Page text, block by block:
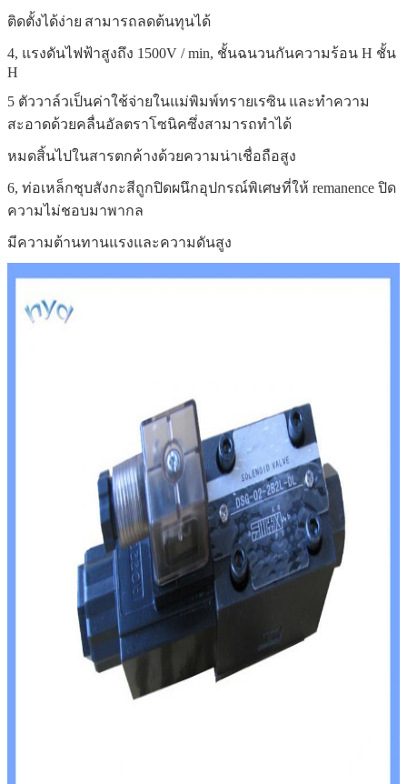
ติดตั้งได้ง่าย สามารถลดต้นทุนได้
4, แรงดันไฟฟ้าสูงถึง 1500V / min, ชั้นฉนวนกันความร้อน H ชั้น
H
5 ตัววาล์วเป็นค่าใช้จ่ายในแม่พิมพ์ทรายเรซิน และทำความ
สะอาดด้วยคลื่นอัลตราโซนิคซึ่งสามารถทำได้
หมดสิ้นไปในสารตกค้างด้วยความน่าเชื่อถือสูง
6, ท่อเหล็กชุบสังกะสีถูกปิดผนึกอุปกรณ์พิเศษที่ให้ remanence ปิด
ความไม่ชอบมาพากล
มีความต้านทานแรงและความดันสูง